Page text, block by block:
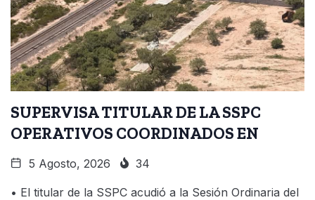
SUPERVISA TITULAR DE LA SSPC
OPERATIVOS COORDINADOS EN
5 Agosto, 2026 34
• El titular de la SSPC acudió a la Sesión Ordinaria del